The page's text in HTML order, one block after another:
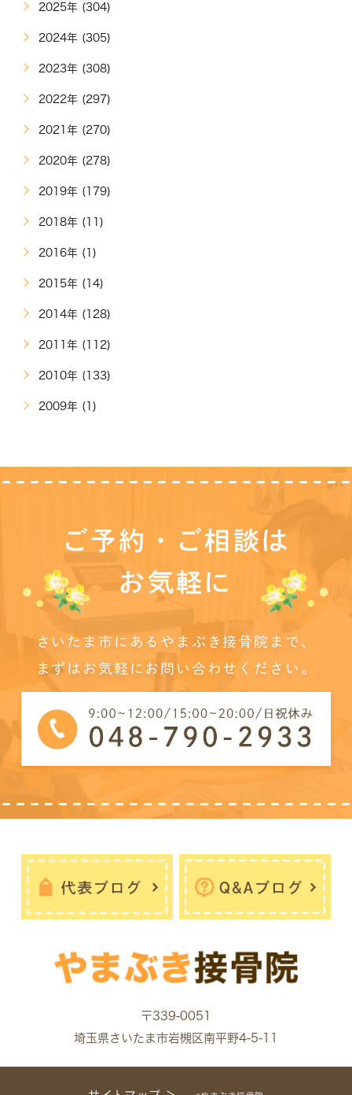
2025年 (304)
2024年 (305)
2023年 (308)
2022年 (297)
2021年 (270)
2020年 (278)
2019年 (179)
2018年 (11)
2016年 (1)
2015年 (14)
2014年 (128)
2011年 (112)
2010年 (133)
2009年 (1)
ご予約・ご相談は
お気軽に
さいたま市にあるやまぶき接骨院まで、
まずはお気軽にお問い合わせください。
〒339-0051
埼玉県さいたま市岩槻区南平野4-5-11